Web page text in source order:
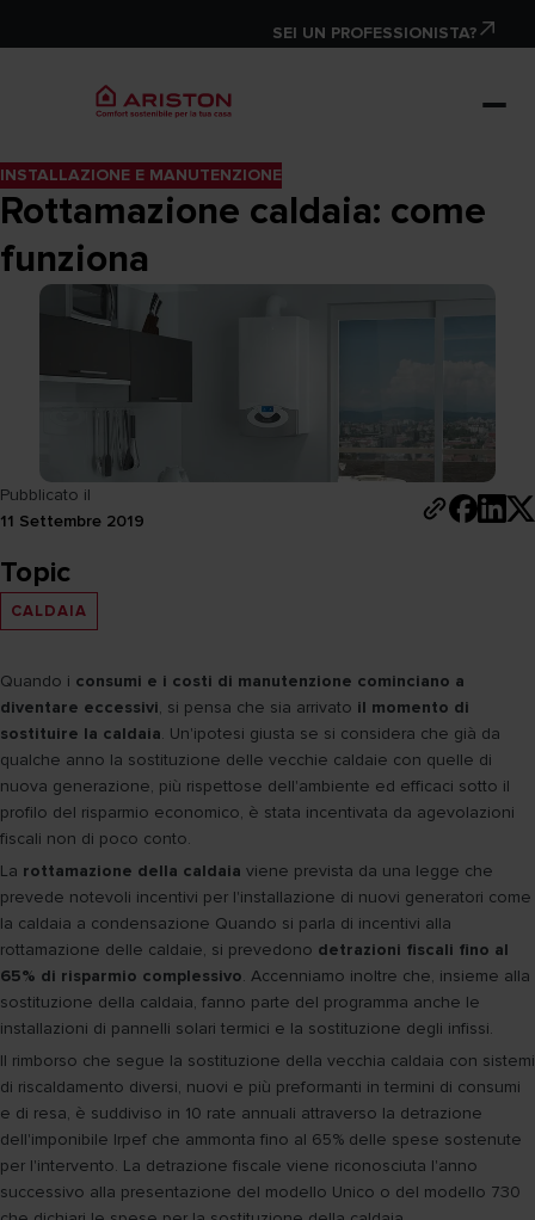
SEI UN PROFESSIONISTA?
INSTALLAZIONE E MANUTENZIONE
Rottamazione caldaia: come
funziona
Pubblicato il
11 Settembre 2019
Topic
CALDAIA
Quando i consumi e i costi di manutenzione cominciano a
diventare eccessivi, si pensa che sia arrivato il momento di
sostituire la caldaia. Un'ipotesi giusta se si considera che già da
qualche anno la sostituzione delle vecchie caldaie con quelle di
nuova generazione, più rispettose dell'ambiente ed efficaci sotto il
profilo del risparmio economico, è stata incentivata da agevolazioni
fiscali non di poco conto.
La rottamazione della caldaia viene prevista da una legge che
prevede notevoli incentivi per l'installazione di nuovi generatori come
la caldaia a condensazione Quando si parla di incentivi alla
rottamazione delle caldaie, si prevedono detrazioni fiscali fino al
65% di risparmio complessivo. Accenniamo inoltre che, insieme alla
sostituzione della caldaia, fanno parte del programma anche le
installazioni di pannelli solari termici e la sostituzione degli infissi.
Il rimborso che segue la sostituzione della vecchia caldaia con sistemi
di riscaldamento diversi, nuovi e più preformanti in termini di consumi
e di resa, è suddiviso in 10 rate annuali attraverso la detrazione
dell'imponibile Irpef che ammonta fino al 65% delle spese sostenute
per l'intervento. La detrazione fiscale viene riconosciuta l'anno
successivo alla presentazione del modello Unico o del modello 730